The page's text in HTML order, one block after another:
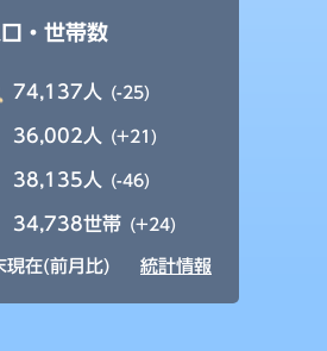
・世帯数
74,137人 (-25)
36,002人 (+21)
38,135人 (-46)
34,738世帯 (+24)
在(前月比) 統計情報